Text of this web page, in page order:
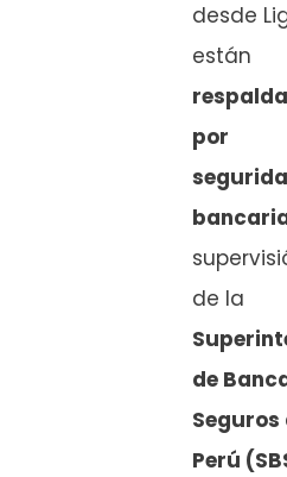
desde
están
por
de la
de
Seguros
Perú